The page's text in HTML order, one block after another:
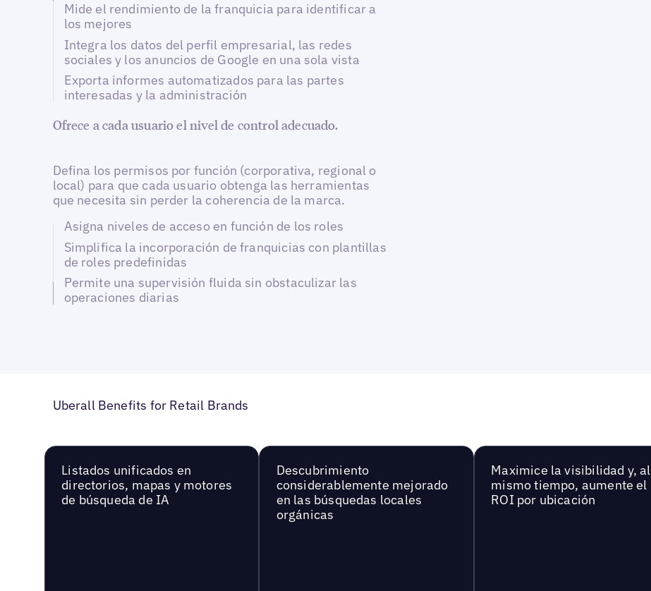
Mide el rendimiento de la franquicia para identificar a
los mejores
Integra los datos del perfil empresarial, las redes
sociales y los anuncios de Google en una sola vista
Exporta informes automatizados para las partes
interesadas y la administración
Ofrece a cada usuario el nivel de control adecuado.
Defina los permisos por función (corporativa, regional o
local) para que cada usuario obtenga las herramientas
que necesita sin perder la coherencia de la marca.
Asigna niveles de acceso en función de los roles
Simplifica la incorporación de franquicias con plantillas
de roles predefinidas
Permite una supervisión fluida sin obstaculizar las
operaciones diarias
Uberall Benefits for Retail Brands
Listados unificados en
directorios, mapas y motores
de búsqueda de IA
Descubrimiento
considerablemente mejorado
en las búsquedas locales
orgánicas
Maximice la visibilidad y, al
mismo tiempo, aumente el
ROI por ubicación